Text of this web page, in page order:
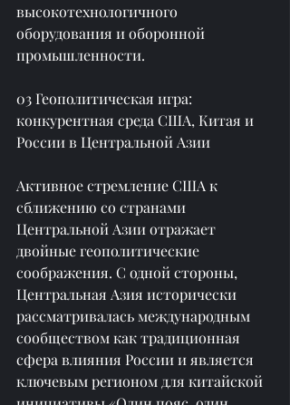
высокотехнологичного
оборудования и оборонной
промышленности.
03 Геополитическая игра:
конкурентная среда США, Китая и
России в Центральной Азии
Активное стремление США к
сближению со странами
Центральной Азии отражает
двойные геополитические
соображения. С одной стороны,
Центральная Азия исторически
рассматривалась международным
сообществом как традиционная
сфера влияния России и является
ключевым регионом для китайской